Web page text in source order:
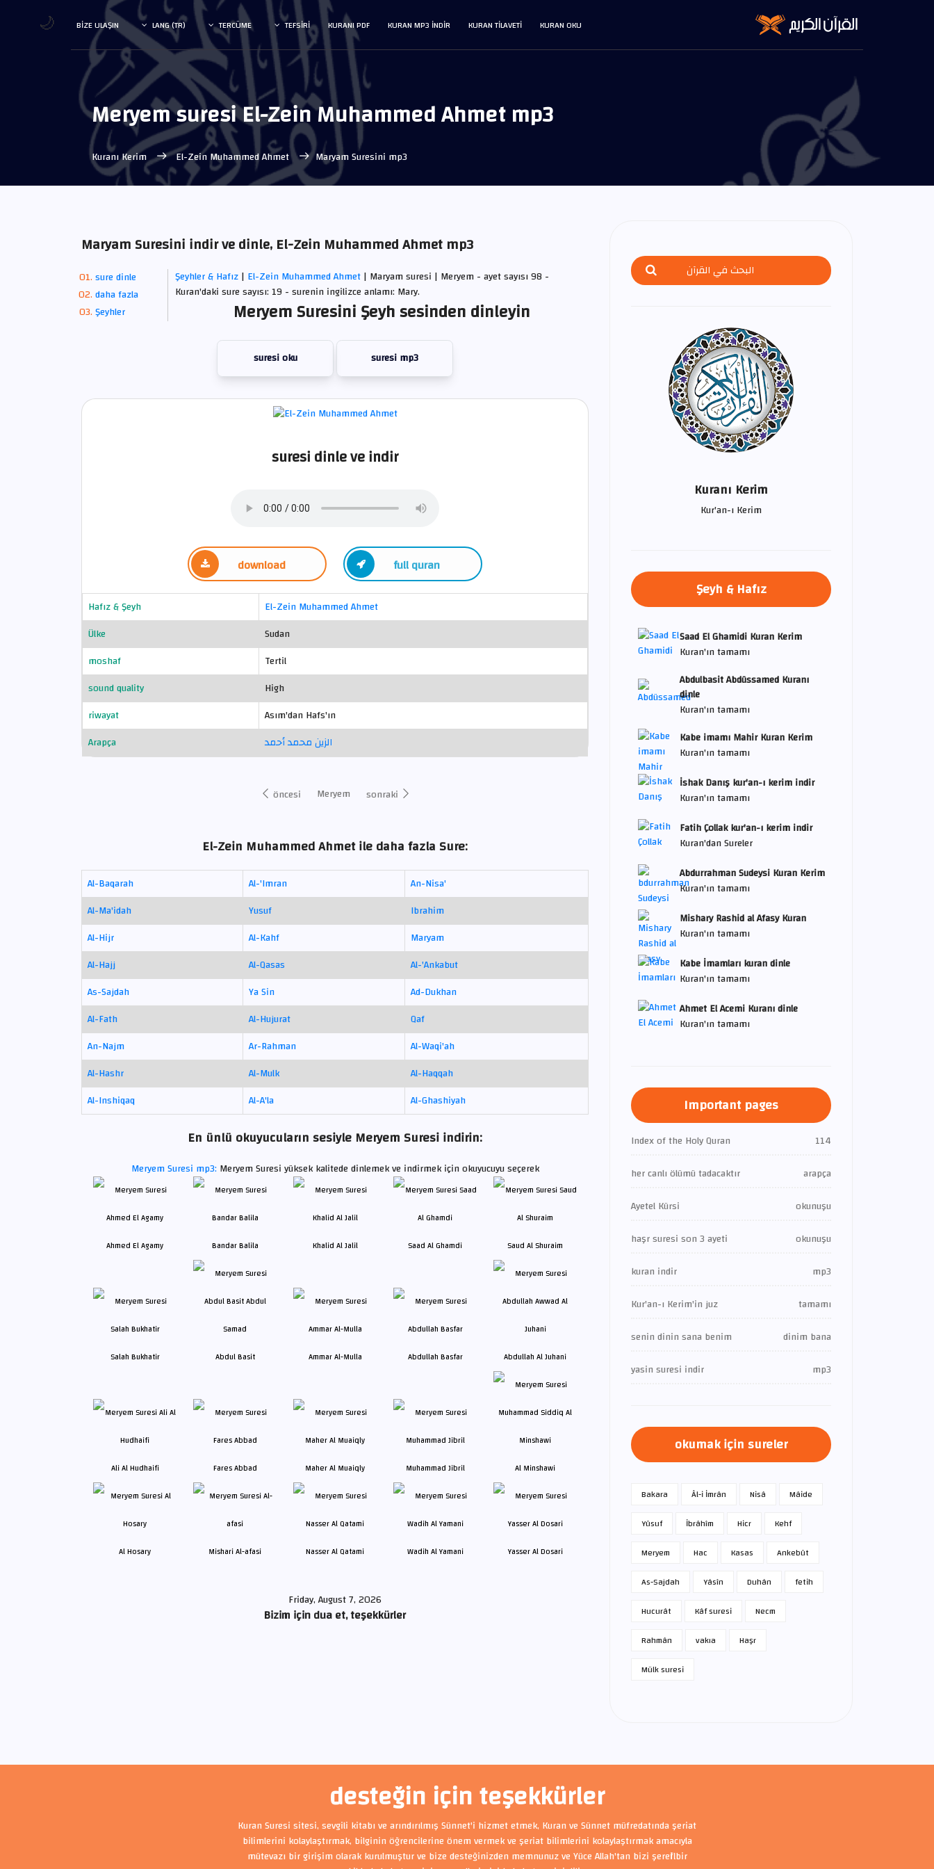
KURAN OKU
KURAN TILAVETI
KURAN MP3 INDIR
KURANI PDF
TEFSIRI
TERCÜME
LANG (TR)
BIZE ULAŞIN
Meryem suresi El-Zein Muhammed Ahmet mp3
Kuranı Kerim El-Zein Muhammed Ahmet Maryam Suresini mp3
Maryam Suresini indir ve dinle, El-Zein Muhammed Ahmet mp3
sure dinle
daha fazla
Şeyhler
Şeyhler & Hafız| El-Zein Muhammed Ahmet| Maryam suresi | Meryem - ayet sayısı 98 -
Kuran'daki sure sayısı: 19 - surenin ingilizce anlamı: Mary.
Meryem Suresini Şeyh sesinden dinleyin
suresi oku suresi mp3
suresi dinle ve indir
download full quran
Hafız & Şeyh
El-Zein Muhammed Ahmet
Ülke
Sudan
moshaf
Tertil
sound quality
High
riwayat
Asım'dan Hafs'ın
Arapça
الزين محمد أحمد
öncesi Meryem sonraki
El-Zein Muhammed Ahmet ile daha fazla Sure:
Al-Baqarah Al-'Imran
An-Nisa'
Al-Ma'idah
Yusuf
Ibrahim
Al-Hijr
Al-Kahf
Maryam
Al-Hajj
Al-Qasas
Al-'Ankabut
As-Sajdah
Ya Sin
Ad-Dukhan
Al-Fath
Al-Hujurat
Qaf
An-Najm
Ar-Rahman
Al-Waqi'ah
Al-Hashr
Al-Mulk
Al-Haqqah
Al-Inshiqaq
Al-A'la Al-Ghashiyah
En ünlü okuyucuların sesiyle Meryem Suresi indirin:
Meryem Suresi mp3: Meryem Suresi yüksek kalitede dinlemek ve indirmek için okuyucuyu seçerek
Ahmed El Agamy Bandar Balila Khalid Al Jalil Saad Al Ghamdi Saud Al Shuraim
Salah Bukhatir Abdul Basit Ammar Al-Mulla Abdullah Basfar Abdullah Al Juhani
Ali Al Hudhaifi Fares Abbad Maher Al Muaiqly Muhammad Jibril Al Minshawi
Al Hosary Mishari Al-afasi Nasser Al Qatami Wadih Al Yamani Yasser Al Dosari
Friday, August 7, 2026
Bizim için dua et, teşekkürler
Kuranı Kerim
Kur'an-ı Kerim
Şeyh & Hafız
Saad El Ghamidi Kuran Kerim
Kuran'ın tamamı
Abdulbasit Abdüssamed Kuranı
dinle
Kuran'ın tamamı
Kabe imamı Mahir Kuran Kerim
Kuran'ın tamamı
İshak Danış kur'an-ı kerim indir
Kuran'ın tamamı
Fatih Çollak kur'an-ı kerim indir
Kuran'dan Sureler
Abdurrahman Sudeysi Kuran Kerim
Kuran'ın tamamı
Mishary Rashid al Afasy Kuran
Kuran'ın tamamı
Kabe İmamları kuran dinle
Kuran'ın tamamı
Ahmet El Acemi Kuranı dinle
Kuran'ın tamamı
Important pages
Index of the Holy Quran
114
her canlı ölümü tadacaktır
arapça
Ayetel Kürsi
okunuşu
haşr suresi son 3 ayeti
okunuşu
kuran indir
mp3
Kur'an-ı Kerim'in juz
tamamı
senin dinin sana benim
dinim bana
yasin suresi indir
mp3
okumak için sureler
Bakara Âl-i İmrân Nisâ
Mâide
Yûsuf
İbrâhîm Hicr
Kehf
Meryem
Hac Kasas
Ankebût
As-Sajdah
Yâsîn Duhân
fetih
Hucurât
Kâf suresi
Necm
Rahmân
vakıa
Haşr
Mülk suresi
desteğin için teşekkürler
Kuran Suresi sitesi, sevgili kitabı ve arındırılmış Sünnet'i hizmet etmek, Kuran ve Sünnet müfredatında şeriat
bilimlerini kolaylaştırmak, bilginin öğrencilerine önem vermek ve şeriat bilimlerini kolaylaştırmak amacıyla
mütevazı bir girişim olarak kurulmuştur ve bize desteğinizden memnunuz ve Yüce Allah'tan bizi şerefli bir
🌙